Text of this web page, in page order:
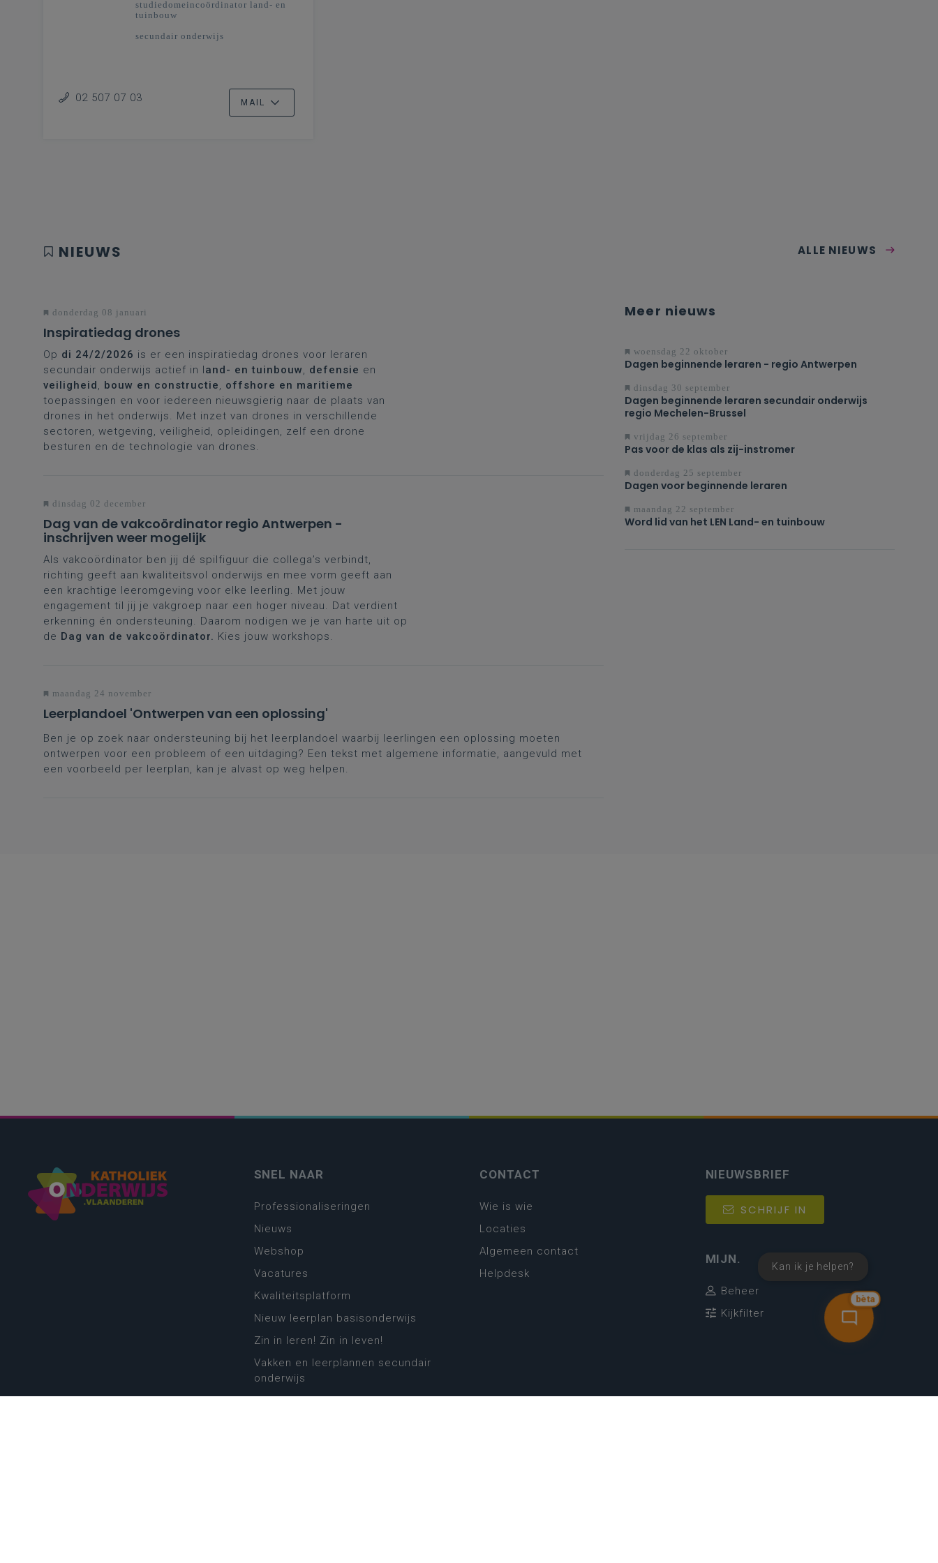
studiedomeincoördinator land- en
tuinbouw
secundair onderwijs
02 507 07 03 MAIL
NIEUWS ALLE NIEUWS
donderdag 08 januari
Inspiratiedag drones
Op di 24/2/2026 is er een inspiratiedag drones voor leraren
secundair onderwijs actief in land- en tuinbouw defensie en
veiligheid
bouw en constructie
offshore en maritieme
toepassingen en voor iedereen nieuwsgierig naar de plaats van
drones in het onderwijs. Met inzet van drones in verschillende
sectoren, wetgeving, veiligheid, opleidingen, zelf een drone
besturen en de technologie van drones.
dinsdag 02 december
Dag van de vakcoördinator regio Antwerpen -
inschrijven weer mogelijk
Als vakcoördinator ben jij dé spilfiguur die collega’s verbindt,
richting geeft aan kwaliteitsvol onderwijs en mee vorm geeft aan
een krachtige leeromgeving voor elke leerling. Met jouw
engagement til jij je vakgroep naar een hoger niveau. Dat verdient
erkenning én ondersteuning. Daarom nodigen we je van harte uit op
de Dag van de vakcoördinator. Kies jouw workshops.
maandag 24 november
Leerplandoel 'Ontwerpen van een oplossing'
Ben je op zoek naar ondersteuning bij het leerplandoel waarbij leerlingen een oplossing moeten
ontwerpen voor een probleem of een uitdaging? Een tekst met algemene informatie, aangevuld met
een voorbeeld per leerplan, kan je alvast op weg helpen.
Meer nieuws
woensdag 22 oktober
Dagen beginnende leraren - regio Antwerpen
dinsdag 30 september
Dagen beginnende leraren secundair onderwijs
regio Mechelen-Brussel
vrijdag 26 september
Pas voor de klas als zij-instromer
donderdag 25 september
Dagen voor beginnende leraren
maandag 22 september
Word lid van het LEN Land- en tuinbouw
bèta
Kan ik je helpen?
SNEL NAAR
Professionaliseringen
Nieuws
Webshop
Vacatures
Kwaliteitsplatform
Nieuw leerplan basisonderwijs
Zin in leren! Zin in leven!
Vakken en leerplannen secundair
onderwijs
Lessentabellen secundair onderwijs
CONTACT
Wie is wie
Locaties
Algemeen contact
Helpdesk
NIEUWSBRIEF
SCHRIJF IN
MIJN.
Beheer
Kijkfilter